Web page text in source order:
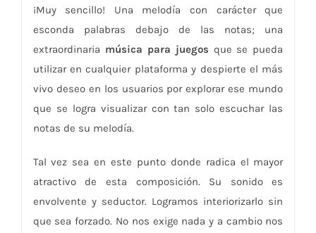
¡Muy sencillo! Una melodía con carácter que
esconda palabras debajo de las notas; una
extraordinaria música para juegos que se pueda
utilizar en cualquier plataforma y despierte el más
vivo deseo en los usuarios por explorar ese mundo
que se logra visualizar con tan solo escuchar las
notas de su melodía.
Tal vez sea en este punto donde radica el mayor
atractivo de esta composición. Su sonido es
envolvente y seductor. Logramos interiorizarlo sin
que sea forzado. No nos exige nada y a cambio nos